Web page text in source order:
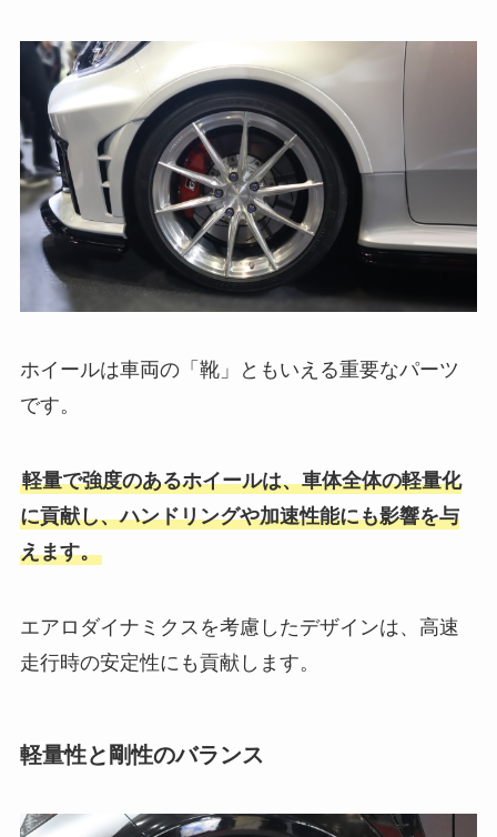
ホイールは車両の「靴」ともいえる重要なパーツ
です。
軽量で強度のあるホイールは、車体全体の軽量化
に貢献し、ハンドリングや加速性能にも影響を与
えます。
エアロダイナミクスを考慮したデザインは、高速
走行時の安定性にも貢献します。
軽量性と剛性のバランス